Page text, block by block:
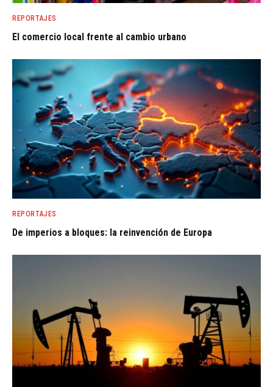
REPORTAJES
El comercio local frente al cambio urbano
REPORTAJES
De imperios a bloques: la reinvención de Europa